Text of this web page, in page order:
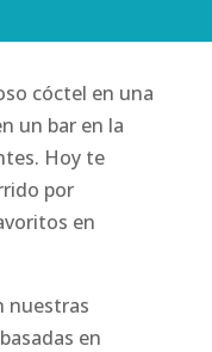
cóctel en una
un bar en la
Hoy te
por
en
nuestras
en